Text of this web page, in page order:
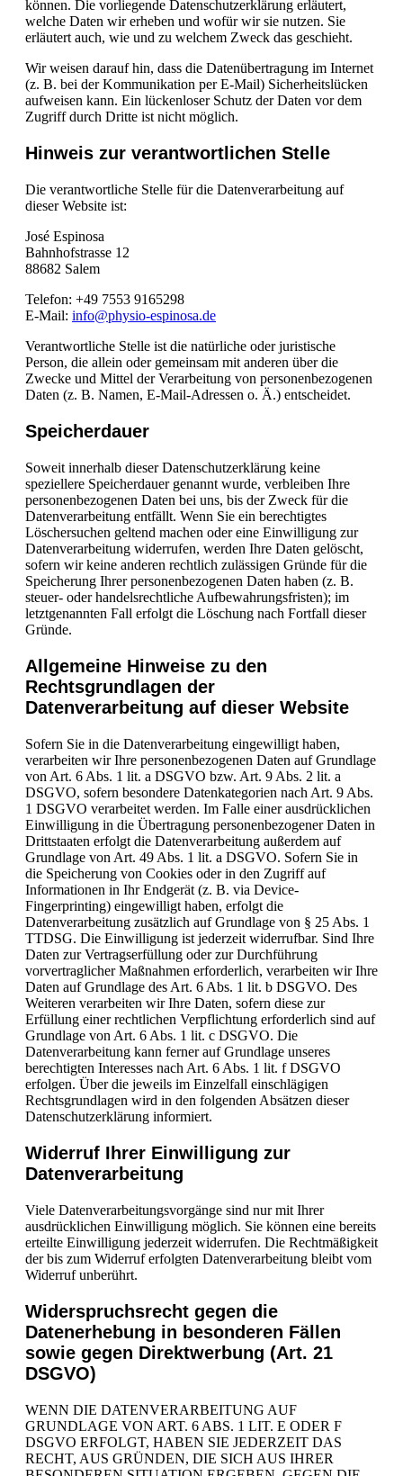
können. Die vorliegende Datenschutzerklärung erläutert,
welche Daten wir erheben und wofür wir sie nutzen. Sie
erläutert auch, wie und zu welchem Zweck das geschieht.
Wir weisen darauf hin, dass die Datenübertragung im Internet
(z. B. bei der Kommunikation per E-Mail) Sicherheitslücken
aufweisen kann. Ein lückenloser Schutz der Daten vor dem
Zugriff durch Dritte ist nicht möglich.
Hinweis zur verantwortlichen Stelle
Die verantwortliche Stelle für die Datenverarbeitung auf
dieser Website ist:
José Espinosa
Bahnhofstrasse 12
88682 Salem
Telefon: +49 7553 9165298
E-Mail: info@physio-espinosa.de
Verantwortliche Stelle ist die natürliche oder juristische
Person, die allein oder gemeinsam mit anderen über die
Zwecke und Mittel der Verarbeitung von personenbezogenen
Daten (z. B. Namen, E-Mail-Adressen o. Ä.) entscheidet.
Speicherdauer
Soweit innerhalb dieser Datenschutzerklärung keine
speziellere Speicherdauer genannt wurde, verbleiben Ihre
personenbezogenen Daten bei uns, bis der Zweck für die
Datenverarbeitung entfällt. Wenn Sie ein berechtigtes
Löschersuchen geltend machen oder eine Einwilligung zur
Datenverarbeitung widerrufen, werden Ihre Daten gelöscht,
sofern wir keine anderen rechtlich zulässigen Gründe für die
Speicherung Ihrer personenbezogenen Daten haben (z. B.
steuer- oder handelsrechtliche Aufbewahrungsfristen); im
letztgenannten Fall erfolgt die Löschung nach Fortfall dieser
Gründe.
Allgemeine Hinweise zu den
Rechtsgrundlagen der
Datenverarbeitung auf dieser Website
Sofern Sie in die Datenverarbeitung eingewilligt haben,
verarbeiten wir Ihre personenbezogenen Daten auf Grundlage
von Art. 6 Abs. 1 lit. a DSGVO bzw. Art. 9 Abs. 2 lit. a
DSGVO, sofern besondere Datenkategorien nach Art. 9 Abs.
1 DSGVO verarbeitet werden. Im Falle einer ausdrücklichen
Einwilligung in die Übertragung personenbezogener Daten in
Drittstaaten erfolgt die Datenverarbeitung außerdem auf
Grundlage von Art. 49 Abs. 1 lit. a DSGVO. Sofern Sie in
die Speicherung von Cookies oder in den Zugriff auf
Informationen in Ihr Endgerät (z. B. via Device-
Fingerprinting) eingewilligt haben, erfolgt die
Datenverarbeitung zusätzlich auf Grundlage von § 25 Abs. 1
TTDSG. Die Einwilligung ist jederzeit widerrufbar. Sind Ihre
Daten zur Vertragserfüllung oder zur Durchführung
vorvertraglicher Maßnahmen erforderlich, verarbeiten wir Ihre
Daten auf Grundlage des Art. 6 Abs. 1 lit. b DSGVO. Des
Weiteren verarbeiten wir Ihre Daten, sofern diese zur
Erfüllung einer rechtlichen Verpflichtung erforderlich sind auf
Grundlage von Art. 6 Abs. 1 lit. c DSGVO. Die
Datenverarbeitung kann ferner auf Grundlage unseres
berechtigten Interesses nach Art. 6 Abs. 1 lit. f DSGVO
erfolgen. Über die jeweils im Einzelfall einschlägigen
Rechtsgrundlagen wird in den folgenden Absätzen dieser
Datenschutzerklärung informiert.
Widerruf Ihrer Einwilligung zur
Datenverarbeitung
Viele Datenverarbeitungsvorgänge sind nur mit Ihrer
ausdrücklichen Einwilligung möglich. Sie können eine bereits
erteilte Einwilligung jederzeit widerrufen. Die Rechtmäßigkeit
der bis zum Widerruf erfolgten Datenverarbeitung bleibt vom
Widerruf unberührt.
Widerspruchsrecht gegen die
Datenerhebung in besonderen Fällen
sowie gegen Direktwerbung (Art. 21
DSGVO)
WENN DIE DATENVERARBEITUNG AUF
GRUNDLAGE VON ART. 6 ABS. 1 LIT. E ODER F
DSGVO ERFOLGT, HABEN SIE JEDERZEIT DAS
RECHT, AUS GRÜNDEN, DIE SICH AUS IHRER